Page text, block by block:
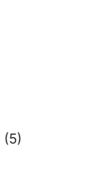
(5)